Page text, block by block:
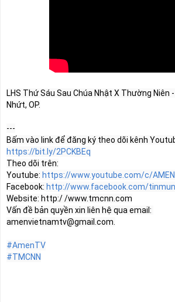
LHS Thứ Sáu Sau Chúa Nhật X Thường Niên
Nhứt, OP.
---
Bấm vào link để đăng ký theo dõi kênh
https://bit.ly/2PCKBEq
Theo dõi trên:
Youtube: https://www.youtube.com/c/
Facebook: http://www.facebook.com/
Website: http:/ /www.tmcnn.com
amenvietnamtv@gmail.com.
#AmenTV
#TMCNN